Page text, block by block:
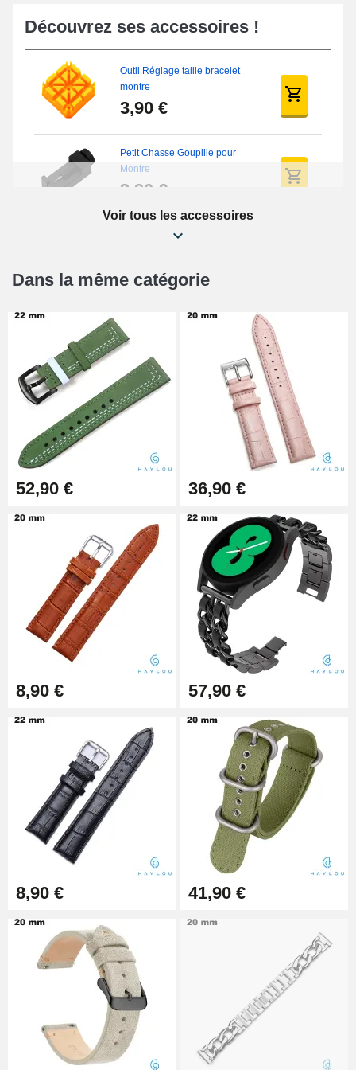
Découvrez ses accessoires !
Outil Réglage taille bracelet
montre
3,90 €
Petit Chasse Goupille pour
Montre
3,90 €
Chasses Goupille Long Montre
19,08 €
Chasse-Goupille Montre
4,90 €
Outil Changement Bracelet
Montre Professionnel
Outil Bracelet Montre pas cher
Kit pour Raccourcir Bracelet
Montre
7,90 €
Kit Réparation Montre Débutant
Pied à Coulisse Numérique
9,90 €
Kit Horlogerie Débutant
Marteau Horloger pour Goupille
Kit pour Réduire Bracelet
Montre Métal
13,90 €
Boîte Pompe Bracelet Montre -
Voir tous les accessoires
Dans la même catégorie
52,90 € 36,90 €
8,90 € 57,90 €
8,90 € 41,90 €